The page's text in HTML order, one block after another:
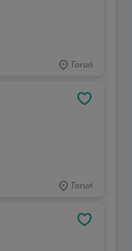
Toruń
Toruń